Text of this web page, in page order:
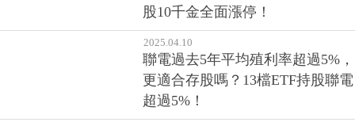
股10千金全面漲停！
2025.04.10
聯電過去5年平均殖利率超過5%，
更適合存股嗎？13檔ETF持股聯電
超過5%！